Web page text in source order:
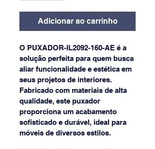
Adicionar ao carrinho
O PUXADOR-IL2092-160-AE é a
solução perfeita para quem busca
aliar funcionalidade e estética em
seus projetos de interiores.
Fabricado com materiais de alta
qualidade, este puxador
proporciona um acabamento
sofisticado e durável, ideal para
móveis de diversos estilos.